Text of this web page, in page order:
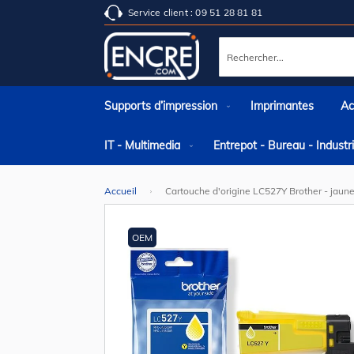
Service client : 09 51 28 81 81
Rechercher
Supports d’impression Imprimantes
IT - Multimedia Entrepot - Bureau -
Accueil
Cartouche d'origine LC527Y Brother - jaune
images
gallery
OEM